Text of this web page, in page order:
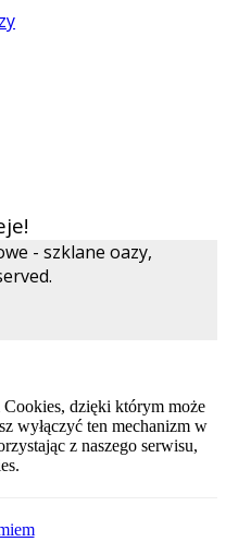
- szklane oazy,
dzięki którym może
wyłączyć ten mechanizm w
z naszego serwisu,